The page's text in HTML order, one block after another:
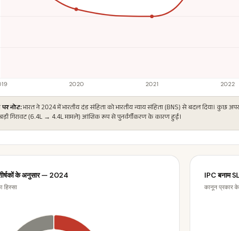
पर नोट:भारत ने 2024 में भारतीय दंड संहिता को भारतीय न्याय संहिता (BNS) से बदल दिया। कुछ
गिरावट (6.4L → 4.4L मामले) आंशिक रूप से पुनर्वर्गीकरण के कारण हुई।
के अनुसार — 2024
हिस्सा
IPC बनाम
कानून प्रकार